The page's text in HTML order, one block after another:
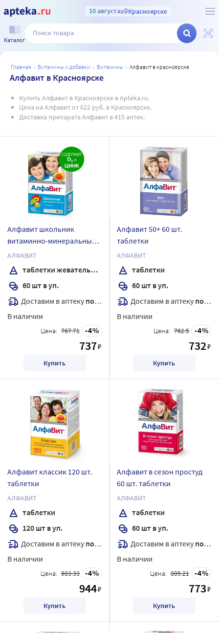
10 августав Красноярске
Каталог
главная витамины и добавки витамины алфавит в красноярске
Алфавит в Красноярске
Купить Алфавит в Красноярске в Apteka.ru.
Цена на Алфавит от 622 руб. в Красноярске.
Доставка препарата Алфавит в 415 аптек.
Алфавит школьник
витаминно-минеральный
комплекс 60 шт. таблетки
жевательные
АЛФАВИТ
таблетки жевательные
60 шт в уп.
Доставим в аптеку послезавтра
В наличии
Цена: 767.71 4
737₽
Купить
Алфавит 50+ 60 шт.
таблетки
АЛФАВИТ
таблетки
60 шт в уп.
Доставим в аптеку послезавтра
В наличии
Цена: 762.5 4
732₽
Купить
Алфавит классик 120 шт.
таблетки
АЛФАВИТ
таблетки
120 шт в уп.
Доставим в аптеку послезавтра
В наличии
Цена: 983.33 4
944₽
Купить
Алфавит в сезон простуд
60 шт. таблетки
АЛФАВИТ
таблетки
60 шт в уп.
Доставим в аптеку послезавтра
В наличии
Цена: 805.21 4
773₽
Купить